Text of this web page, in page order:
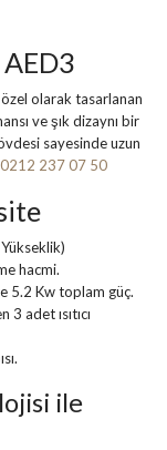
olarak tasarlanan
ve şık dizaynı bir
sayesinde uzun
0212 237 07 50
hacmi.
5.2 Kw toplam güç.
adet ısıtıcı
ile